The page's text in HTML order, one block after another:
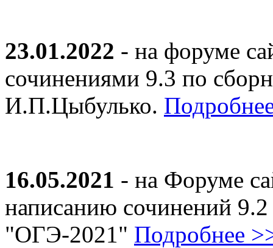
23.01.2022 - на форуме
сочинениями 9.3 по
И.П.Цыбулько.
16.05.2021 - на Форуме
написанию сочинений
"ОГЭ-2021" Подробнее